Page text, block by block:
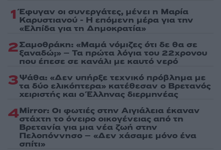
1 Έφυγαν οι συνεργάτες, μένει η Μαρία
Καρυστιανού - Η επόμενη μέρα για την
«Ελπίδα για τη Δημοκρατία»
2Σαμοθράκη: «Μαμά νόμιζες ότι δε θα σε
ξαναδώ;» – Τα πρώτα λόγια του 22χρονου
που έπεσε σε κανάλι με καυτό νερό
3Ψάθα: «Δεν υπήρξε τεχνικό πρόβλημα με
τα δύο ελικόπτερα» κατέθεσαν ο Βρετανός
χειριστής και ο Έλληνας διερμηνέας
4Mirror: Οι φωτιές στην Αιγιάλεια έκαναν
στάχτη το όνειρο οικογένειας από τη
Βρετανία για μια νέα ζωή στην
Πελοπόννησο – «Δεν χάσαμε μόνο ένα
σπίτι»